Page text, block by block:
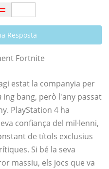
Resposta
Fortnite
estat la companyia per
ing bang, però l'any passat
PlayStation 4 ha
confiança del mil·lenni,
de títols exclusius
Si bé la seva
massiu, els jocs que va